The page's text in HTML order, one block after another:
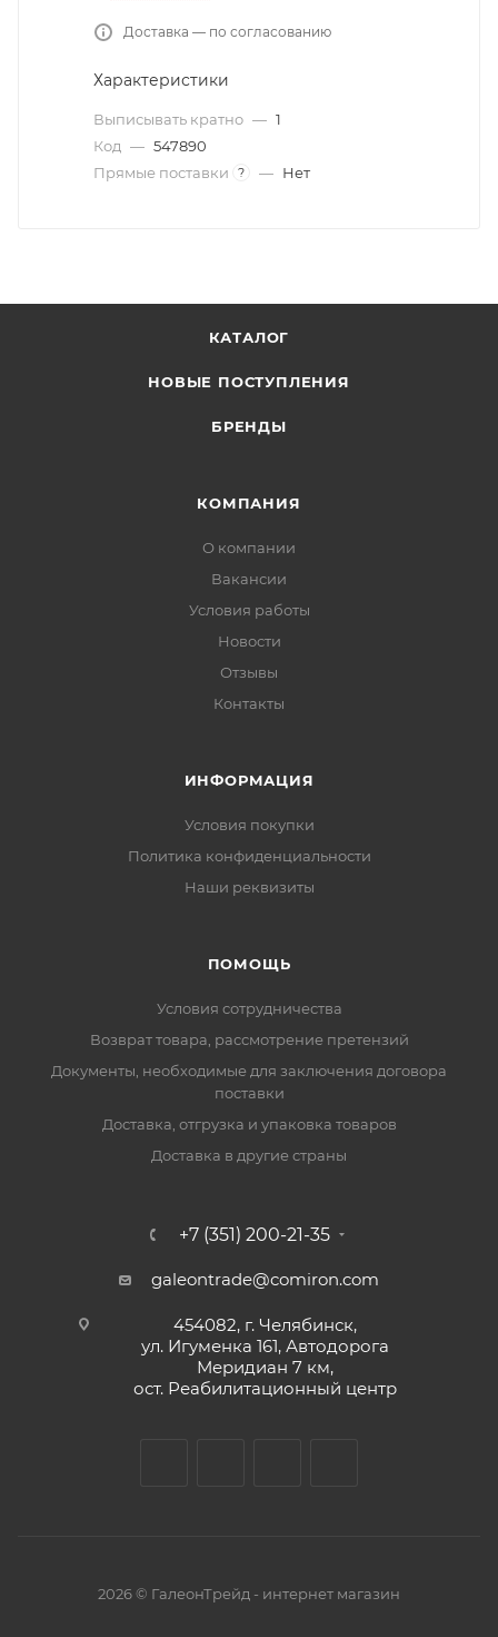
Доставка — по согласованию
Характеристики
Выписывать кратно — 1
Код — 547890
Прямые поставки
? — Нет
КАТАЛОГ
НОВЫЕ ПОСТУПЛЕНИЯ
БРЕНДЫ
КОМПАНИЯ
О компании
Вакансии
Условия работы
Новости
Отзывы
Контакты
ИНФОРМАЦИЯ
Условия покупки
Политика конфиденциальности
Наши реквизиты
ПОМОЩЬ
Условия сотрудничества
Возврат товара, рассмотрение претензий
Документы, необходимые для заключения договора
поставки
Доставка, отгрузка и упаковка товаров
Доставка в другие страны
+7 (351) 200-21-35
galeontrade@comiron.com
454082, г. Челябинск,
ул. Игуменка 161, Автодорога
Меридиан 7 км,
ост. Реабилитационный центр
2026 © ГалеонТрейд - интернет магазин